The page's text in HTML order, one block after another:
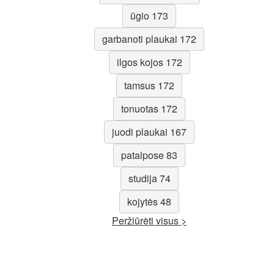
ūgio 173
garbanoti plaukai 172
ilgos kojos 172
tamsus 172
tonuotas 172
juodi plaukai 167
patalpose 83
studija 74
kojytės 48
Peržiūrėti visus >